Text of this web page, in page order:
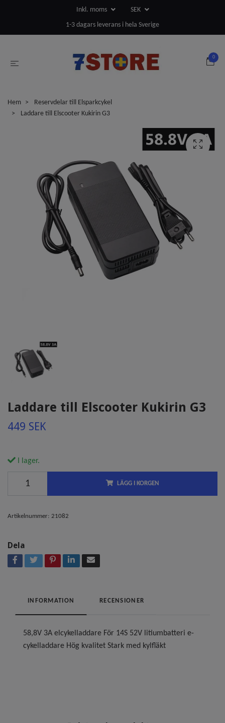
Inkl. moms
SEK
1-3 dagars leverans i hela Sverige
0
Hem
Reservdelar till Elsparkcykel
Laddare till Elscooter Kukirin G3
Laddare till Elscooter Kukirin G3
449 SEK
I lager.
LÄGG I KORGEN
Artikelnummer: 21082
Dela
INFORMATION RECENSIONER
58,8V 3A elcykelladdare För 14S 52V litiumbatteri e-
cykelladdare Hög kvalitet Stark med kylfläkt